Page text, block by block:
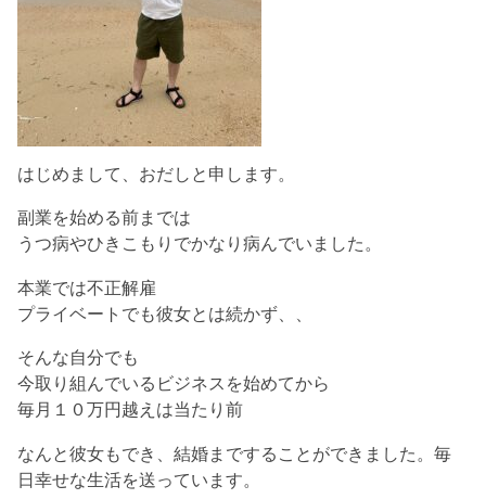
はじめまして、おだしと申します。
副業を始める前までは
うつ病やひきこもりでかなり病んでいました。
本業では不正解雇
プライベートでも彼女とは続かず、、
そんな自分でも
今取り組んでいるビジネスを始めてから
毎月１０万円越えは当たり前
なんと彼女もでき、結婚まですることができました。毎
日幸せな生活を送っています。